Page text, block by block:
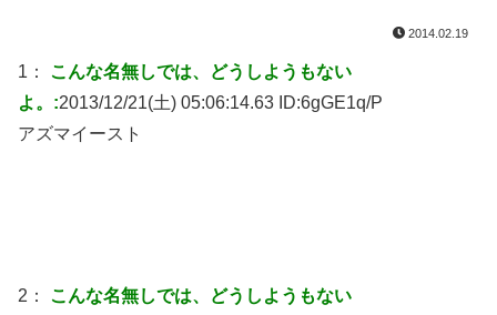
2014.02.19
1： こんな名無しでは、どうしようもない
よ。:2013/12/21(土) 05:06:14.63 ID:6gGE1q/P
アズマイースト
2： こんな名無しでは、どうしようもない